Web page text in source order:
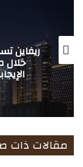
مقالات ذات